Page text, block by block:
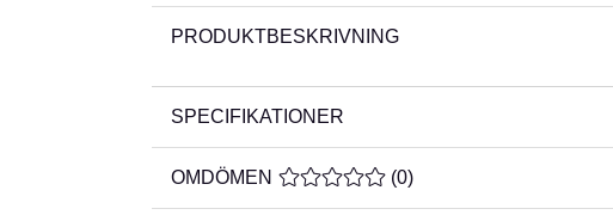
PRODUKTBESKRIVNING
SPECIFIKATIONER
OMDÖMEN MEDELBETYG 0 AV 5 ANTAL BETYG 0
(0)